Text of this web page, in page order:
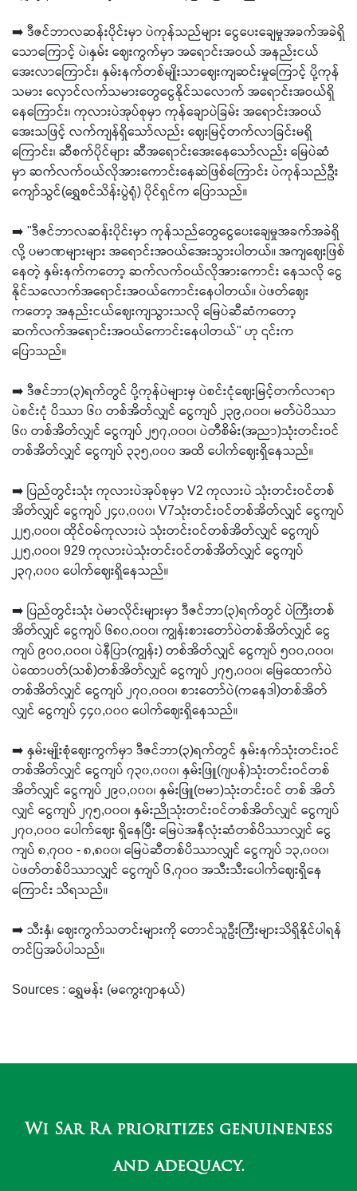
➡️ ဒီဇင်ဘာလဆန်းပိုင်းမှာ ပဲကုန်သည်များ ငွေပေးချေမှုအခက်အခဲရှိ
သောကြောင့် ပဲ၊နှမ်း ဈေးကွက်မှာ အရောင်းအဝယ် အနည်းငယ်
အေးလာကြောင်း၊ နှမ်းနက်တစ်မျိုးသာဈေးကျဆင်းမှုကြောင့် ပို့ကုန်
သမား လှောင်လက်သမားတွေငွေနိုင်သလောက် အရောင်းအဝယ်ရှိ
နေကြောင်း၊ ကုလားပဲအုပ်စုမှာ ကုန်ချောပဲခြမ်း အရောင်းအဝယ်
အေးသဖြင့် လက်ကျန်ရှိသော်လည်း ဈေးမြင့်တက်လာခြင်းမရှိ
ကြောင်း၊ ဆီစက်ပိုင်များ ဆီအရောင်းအေးနေသော်လည်း မြေပဲဆံ
မှာ ဆက်လက်ဝယ်လိုအားကောင်းနေဆဲဖြစ်ကြောင်း ပဲကုန်သည်ဦး
ကျော်သွင်(ရွှေစင်သိန်းပွဲရုံ) ပိုင်ရှင်က ပြောသည်။
➡️ "ဒီဇင်ဘာလဆန်းပိုင်းမှာ ကုန်သည်တွေငွေပေးချေမှုအခက်အခဲရှိ
လို့ ပမာဏများများ အရောင်းအဝယ်အေးသွားပါတယ်။ အကျဈေးဖြစ်
နေတဲ့ နှမ်းနက်ကတော့ ဆက်လက်ဝယ်လိုအားကောင်း နေသလို ငွေ
နိုင်သလောက်အရောင်းအဝယ်ကောင်းနေပါတယ်။ ပဲဖတ်ဈေး
ကတော့ အနည်းငယ်ဈေးကျသွားသလို မြေပဲဆီဆံကတော့
ဆက်လက်အရောင်းအဝယ်ကောင်းနေပါတယ်" ဟု ၎င်းက
ပြောသည်။
➡️ ဒီဇင်ဘာ(၃)ရက်တွင် ပို့ကုန်ပဲများမှ ပဲစင်းငုံဈေးမြင့်တက်လာရာ
ပဲစင်းငုံ ပိဿာ ၆၀ တစ်အိတ်လျှင် ငွေကျပ် ၂၃၉,၀၀၀၊ မတ်ပဲပိဿာ
၆၀ တစ်အိတ်လျှင် ငွေကျပ် ၂၅၇,၀၀၀၊ ပဲတီစိမ်း(အညာ)သုံးတင်းဝင်
တစ်အိတ်လျှင် ငွေကျပ် ၃၃၅,၀၀၀ အထိ ပေါက်ဈေးရှိနေသည်။
➡️ ပြည်တွင်းသုံး ကုလားပဲအုပ်စုမှာ V2 ကုလားပဲ သုံးတင်းဝင်တစ်
အိတ်လျှင် ငွေကျပ် ၂၄၀,၀၀၀၊ V7သုံးတင်းဝင်တစ်အိတ်လျှင် ငွေကျပ်
၂၂၅,၀၀၀၊ ထိုင်ဝမ်ကုလားပဲ သုံးတင်းဝင်တစ်အိတ်လျှင် ငွေကျပ်
၂၂၅,၀၀၀၊ 929 ကုလားပဲသုံးတင်းဝင်တစ်အိတ်လျှင် ငွေကျပ်
၂၃၇,၀၀၀ ပေါက်ဈေးရှိနေသည်။
➡️ ပြည်တွင်းသုံး ပဲမာလိုင်းများမှာ ဒီဇင်ဘာ(၃)ရက်တွင် ပဲကြီးတစ်
အိတ်လျှင် ငွေကျပ် ၆၈၀,၀၀၀၊ ကျွန်းစားတော်ပဲတစ်အိတ်လျှင် ငွေ
ကျပ် ၉၀၀,၀၀၀၊ ပဲနီပြာ(ကျွန်း) တစ်အိတ်လျှင် ငွေကျပ် ၅၀၀,၀၀၀၊
ပဲထောပတ်(သစ်)တစ်အိတ်လျှင် ငွေကျပ် ၂၇၅,၀၀၀၊ မြေထောက်ပဲ
တစ်အိတ်လျှင် ငွေကျပ် ၂၇၀,၀၀၀၊ စားတော်ပဲ(ကနေဒါ)တစ်အိတ်
လျှင် ငွေကျပ် ၄၄၀,၀၀၀ ပေါက်ဈေးရှိနေသည်။
➡️ နှမ်းမျိုးစုံဈေးကွက်မှာ ဒီဇင်ဘာ(၃)ရက်တွင် နှမ်းနက်သုံးတင်းဝင်
တစ်အိတ်လျှင် ငွေကျပ် ၇၃၀,၀၀၀၊ နှမ်းဖြူ(ဂျပန်)သုံးတင်းဝင်တစ်
အိတ်လျှင် ငွေကျပ် ၂၉၀,၀၀၀၊ နှမ်းဖြူ(ဗမာ)သုံးတင်းဝင် တစ် အိတ်
လျှင် ငွေကျပ် ၂၇၅,၀၀၀၊ နှမ်းညိုသုံးတင်းဝင်တစ်အိတ်လျှင် ငွေကျပ်
၂၇၀,၀၀၀ ပေါက်ဈေး ရှိနေပြီး မြေပဲအနီလုံးဆံတစ်ပိဿာလျှင် ငွေ
ကျပ် ၈,၇၀၀ - ၈,၈၀၀၊ မြေပဲဆီတစ်ပိဿာလျှင် ငွေကျပ် ၁၃,၀၀၀၊
ပဲဖတ်တစ်ပိဿာလျှင် ငွေကျပ် ၆,၇၀၀ အသီးသီးပေါက်ဈေးရှိနေ
ကြောင်း သိရသည်။
➡️ သီးနှံ၊ ဈေးကွက်သတင်းများကို တောင်သူဦးကြီးများသိရှိနိုင်ပါရန်
တင်ပြအပ်ပါသည်။
Sources : ရွှေမန်း (မကွေးဂျာနယ်)
Wi Sar Ra prioritizes genuineness
and adequacy.